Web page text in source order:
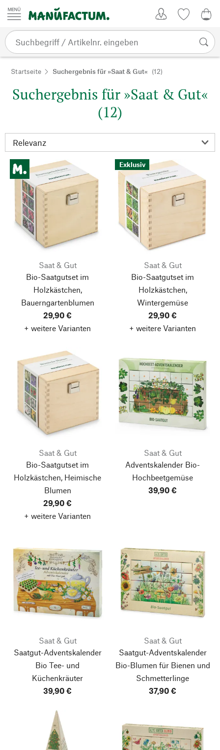
Zum Inhalt springen
Startseite Suchergebnis für »Saat & Gut« (12)
Suchergebnis für »Saat & Gut«
(12)
Saat & Gut
Bio-Saatgutset im
Holzkästchen,
Bauerngartenblumen
29,90 €
+ weitere Varianten
Exklusiv
Saat & Gut
Bio-Saatgutset im
Holzkästchen,
Wintergemüse
29,90 €
+ weitere Varianten
Saat & Gut
Bio-Saatgutset im
Holzkästchen, Heimische
Blumen
29,90 €
+ weitere Varianten
Saat & Gut
Adventskalender Bio-
Hochbeetgemüse
39,90 €
Saat & Gut
Saatgut-Adventskalender
Bio Tee- und
Küchenkräuter
39,90 €
Saat & Gut
Saatgut-Adventskalender
Bio-Blumen für Bienen und
Schmetterlinge
37,90 €